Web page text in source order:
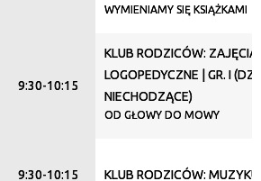
WYMIENIAMY SIĘ KSIĄŻKAMI
9:30-10:15
KLUB RODZICÓW: ZAJĘCIA
LOGOPEDYCZNE | GR. I
NIECHODZĄCE)
OD GŁOWY DO MOWY
9:30-10:15 KLUB RODZICÓW: